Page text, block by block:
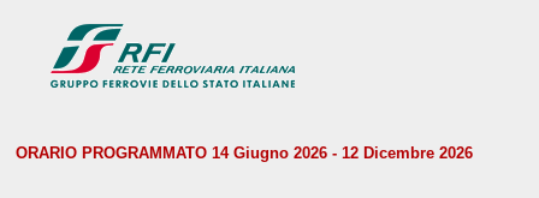
ORARIO PROGRAMMATO 14 Giugno 2026 - 12 Dicembre 2026